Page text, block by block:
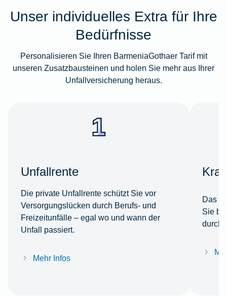
Unser individuelles Extra für Ihre
Bedürfnisse
Personalisieren Sie Ihren BarmeniaGothaer Tarif mit
unseren Zusatzbausteinen und holen Sie mehr aus Ihrer
Unfallversicherung heraus.
Unfallrente
Die private Unfallrente schützt Sie vor
Versorgungslücken durch Berufs- und
Freizeitunfälle – egal wo und wann der
Unfall passiert.
Mehr Infos
Das
Sie